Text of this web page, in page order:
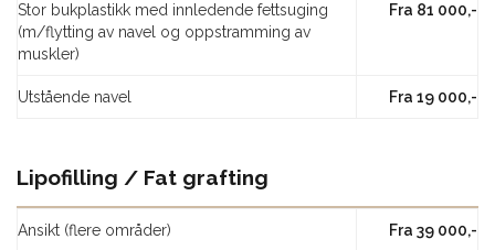
Stor bukplastikk med innledende fettsuging
(m/flytting av navel og oppstramming av
muskler)
Fra 81 000,-
Utstående navel Fra 19 000,-
Lipofilling / Fat grafting
Ansikt (flere områder) Fra 39 000,-